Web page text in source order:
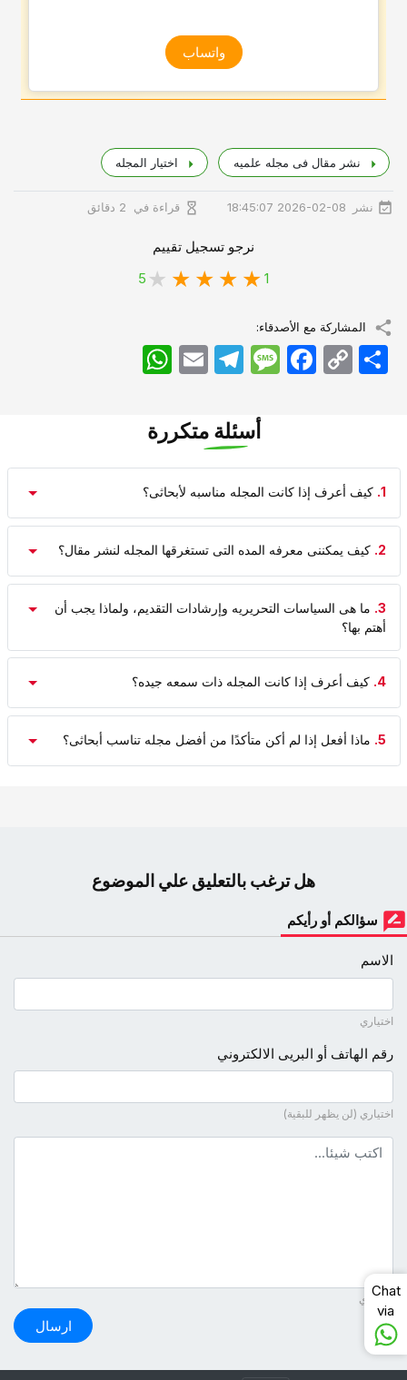
واتساب
نشر مقال فی مجله علمیه اختیار المجله
نشر 2026-02-08 18:45:07 قراءة في 2 دقائق
نرجو تسجيل تقييم
1
5
المشاركة مع الأصدقاء:
WhatsApp Email
TelegramMessageFacebook Copy
Link
اشتراک
أسئلة متكررة
1. کیف أعرف إذا کانت المجله مناسبه لأبحاثی؟
2. کیف یمکننی معرفه المده التی تستغرقها المجله لنشر مقال؟
3. ما هی السیاسات التحریریه وإرشادات التقدیم، ولماذا یجب أن
أهتم بها؟
4. کیف أعرف إذا کانت المجله ذات سمعه جیده؟
5. ماذا أفعل إذا لم أکن متأکدًا من أفضل مجله تناسب أبحاثی؟
هل ترغب بالتعليق علي الموضوع
سؤالكم أو رأيكم
الاسم
اختياري
رقم الهاتف أو البريى الالكتروني
اختياري (لن يظهر للبقية)
نص التعليق
ضروري
ارسال
Chat
via